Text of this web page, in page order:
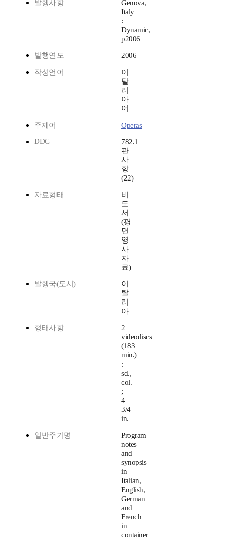
발행사항
Genova,
Italy
:
Dynamic,
p2006
발행연도 2006
작성언어
이
탈
리
아
어
주제어
Operas
DDC
782.1
판
사
항
(22)
자료형태
비
도
서
(평
면
영
사
자
료)
발행국(도시)
이
탈
리
아
형태사항
2
videodiscs
(183
min.)
:
sd.,
col.
;
4
3/4
in.
일반주기명
Program
notes
and
synopsis
in
Italian,
English,
German
and
French
in
container